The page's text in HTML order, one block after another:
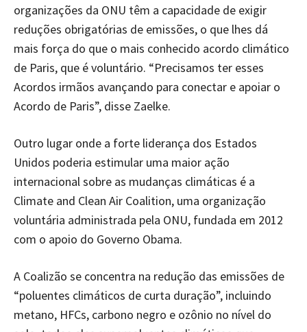
organizações da ONU têm a capacidade de exigir
reduções obrigatórias de emissões, o que lhes dá
mais força do que o mais conhecido acordo climático
de Paris, que é voluntário. “Precisamos ter esses
Acordos irmãos avançando para conectar e apoiar o
Acordo de Paris”, disse Zaelke.
Outro lugar onde a forte liderança dos Estados
Unidos poderia estimular uma maior ação
internacional sobre as mudanças climáticas é a
Climate and Clean Air Coalition, uma organização
voluntária administrada pela ONU, fundada em 2012
com o apoio do Governo Obama.
A Coalizão se concentra na redução das emissões de
“poluentes climáticos de curta duração”, incluindo
metano, HFCs, carbono negro e ozônio no nível do